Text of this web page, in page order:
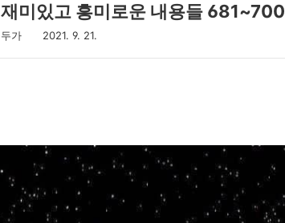
재미있고 흥미로운 내용들 681~700
두가 2021. 9. 21.